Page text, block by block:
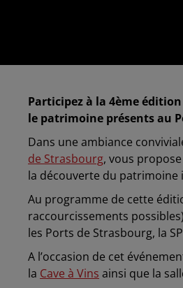
Participez à la 4ème
le patrimoine présents au
Dans une ambiance
de Strasbourg, vous
la découverte du patrimoine
Au programme de cette
raccourcissements
les Ports de Strasbourg, la
A l’occasion de cet
la Cave à Vins ainsi que la